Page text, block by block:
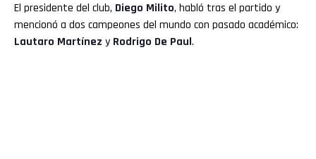
El presidente del club, Diego Milito, habló tras el partido y
mencionó a dos campeones del mundo con pasado académico:
Lautaro Martínez y Rodrigo De Paul.